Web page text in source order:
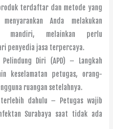
terdaftar dan metode yang
Anda melakukan
mandiri, melainkan perlu
penyedia jasa terpercaya.
Diri (APD) – Langkah
keselamatan petugas, orang-
ruangan setelahnya.
terlebih dahulu – Petugas wajib
Surabaya saat tidak ada